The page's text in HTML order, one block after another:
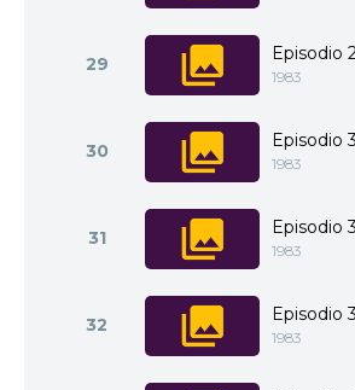
29 Episodio
1983
30 Episodio
1983
31 Episodio
1983
32 Episodio
1983